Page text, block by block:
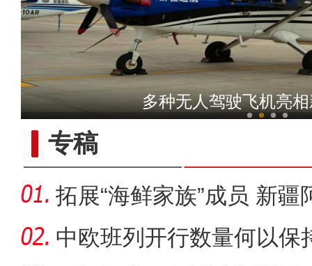
十年·数说 经济
油菜花开诗意浓 乡村
专稿
拓展“海鲜家族”成员 新
为“金
中欧班列开行数量何以保